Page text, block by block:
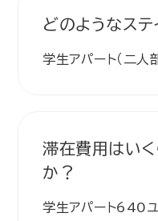
どのようなステ
学生アパート（二人
滞在費用はい
か？
学生アパート640ユ